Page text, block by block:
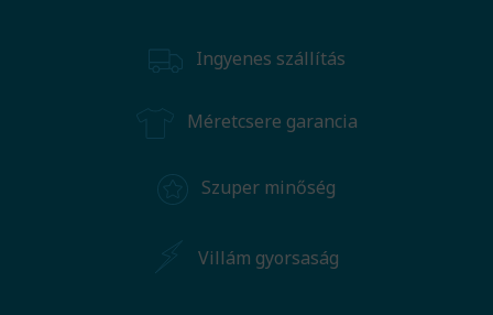
Ingyenes szállítás
Méretcsere garancia
Szuper minőség
Villám gyorsaság